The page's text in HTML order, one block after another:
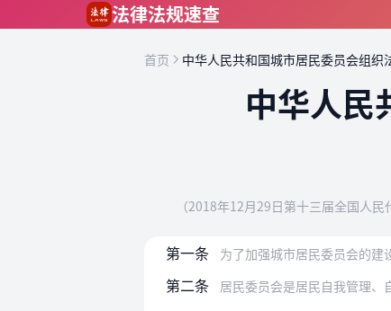
法律法规速查
首页 中华人民共和国城市居民委员会组织
中华人民
（2018年12月29日第十三届全国人
第一条 为了加强城市居民委员会的建设，
第二条 居民委员会是居民自我管理、